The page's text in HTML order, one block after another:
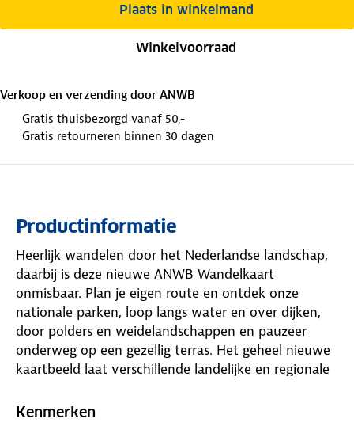
Plaats in winkelmand
Winkelvoorraad
Verkoop en verzending door ANWB
Gratis thuisbezorgd vanaf 50,-
Gratis retourneren binnen 30 dagen
Productinformatie
Heerlijk wandelen door het Nederlandse landschap,
daarbij is deze nieuwe ANWB Wandelkaart
onmisbaar. Plan je eigen route en ontdek onze
nationale parken, loop langs water en over dijken,
door polders en weidelandschappen en pauzeer
onderweg op een gezellig terras. Het geheel nieuwe
kaartbeeld laat verschillende landelijke en regionale
Wandelpaden), streekpaden en knooppunten. De
Kenmerken